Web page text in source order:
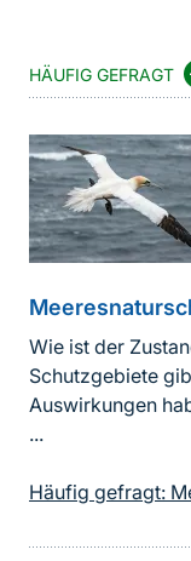
HÄUFIG GEFRAGT
Wie ist der
Schutzgebiete
Auswirkungen
...
Häufig gefragt: